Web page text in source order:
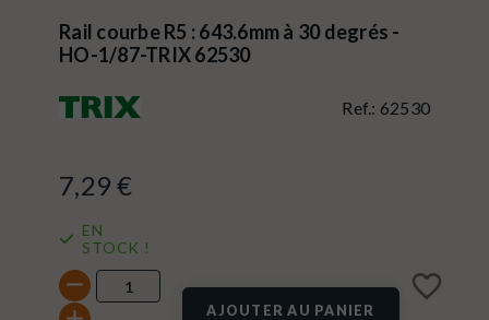
Rail courbe R5 : 643.6mm à 30 degrés -
HO-1/87-TRIX 62530
Ref.: 62530
7,29 €
EN
STOCK !
AJOUTER AU PANIER
favorite_border